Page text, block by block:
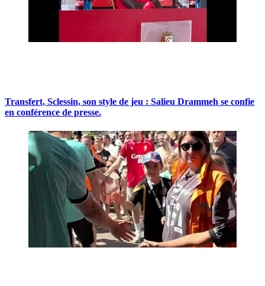
Transfert, Sclessin, son style de jeu : Salieu Drammeh se confie
en conférence de presse.